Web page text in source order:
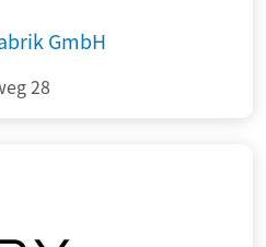
GmbH
28